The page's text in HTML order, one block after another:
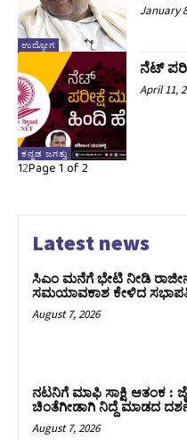
ಉದ್ಯೋಗ
January
ಕನ್ನಡ ಜಗತ್ತು
ನೆಟ್
April 11,
12Page 1 of 2
Latest news
ಸಿಎಂ ಮನೆಗೆ ಭೇಟಿ ನೀಡಿ
ಸಮಯಾವಕಾಶ ಕೇಳಿದ
August 7, 2026
ನಟನಿಗೆ ಮಾಫಿ ಸಾಕ್ಷಿ ಆತಂಕ :
ಚಿಂತೆಗೀಡಾಗಿ ನಿದ್ದೆ ಮಾಡದ
August 7, 2026